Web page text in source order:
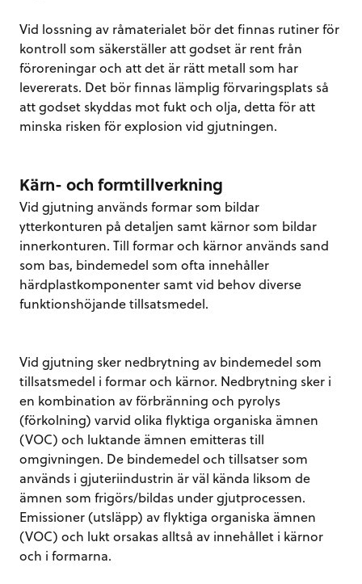
Vid lossning av råmaterialet bör det finnas rutiner för
kontroll som säkerställer att godset är rent från
föroreningar och att det är rätt metall som har
levererats. Det bör finnas lämplig förvaringsplats så
att godset skyddas mot fukt och olja, detta för att
minska risken för explosion vid gjutningen.
Kärn- och formtillverkning
Vid gjutning används formar som bildar
ytterkonturen på detaljen samt kärnor som bildar
innerkonturen. Till formar och kärnor används sand
som bas, bindemedel som ofta innehåller
härdplastkomponenter samt vid behov diverse
funktionshöjande tillsatsmedel.
Vid gjutning sker nedbrytning av bindemedel som
tillsatsmedel i formar och kärnor. Nedbrytning sker i
en kombination av förbränning och pyrolys
(förkolning) varvid olika flyktiga organiska ämnen
(VOC) och luktande ämnen emitteras till
omgivningen. De bindemedel och tillsatser som
används i gjuteriindustrin är väl kända liksom de
ämnen som frigörs/bildas under gjutprocessen.
Emissioner (utsläpp) av flyktiga organiska ämnen
(VOC) och lukt orsakas alltså av innehållet i kärnor
och i formarna.